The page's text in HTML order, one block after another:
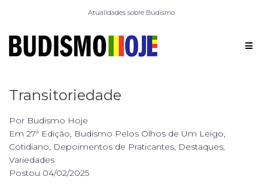
Atualidades sobre Budismo
Transitoriedade
Por Budismo Hoje
Em 27ª Edição, Budismo Pelos Olhos de Um Leigo,
Cotidiano, Depoimentos de Praticantes, Destaques,
Variedades
Postou 04/02/2025